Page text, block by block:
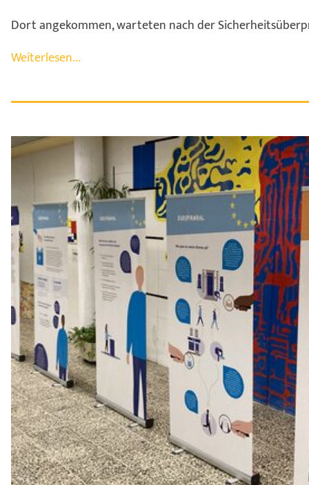
Dort angekommen, warteten nach der
Weiterlesen...